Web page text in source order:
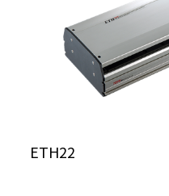
ETH22